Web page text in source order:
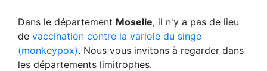
Dans le département Moselle, il n'y a pas de lieu
de vaccination contre la variole du singe
(monkeypox). Nous vous invitons à regarder dans
les départements limitrophes.